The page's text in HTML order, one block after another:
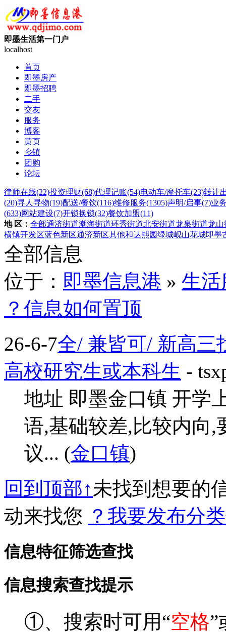
即墨生活第一门户
localhost
首页
即墨房产
即墨招聘
二手
交友
服务
博客
黄页
乡镇
团购
论坛
律师在线(22)投资理财(68)代理记账(54)电动车/摩托车(23)转让
(20)寻人寻物(19)配送/餐饮(116)维修服务(1305)声明/启事(7)业
(633)网站建设(7)开锁换锁(32)餐饮加盟(11)
地 区： 全部通济街道潮海街道环秀街道北安街道龙泉街道龙山
横镇开发区蓝色新区通济新区其他和达熙园绿城岘山花城即墨
全部信息
位于： 即墨信息港 » 生活
？信息如何置顶
26-6-7全/ 兼皆可/ 新高三
高校研究生或本科生 -
地址 即墨金口镇 开学
语,基础较差,比较内向,
议... (金口镇)
回到顶部↑未找到想要的
动来找您 ？我要发布分
信息特征筛选查找
信息搜索查找提示
①、搜索时可用“空格”